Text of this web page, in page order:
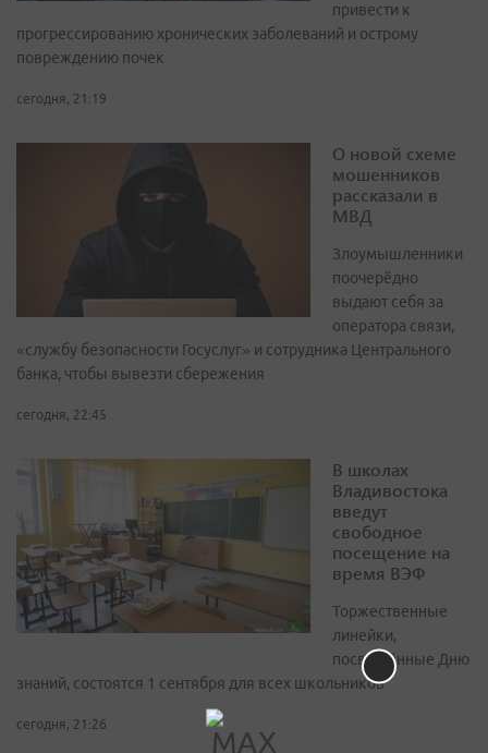
привести к
прогрессированию хронических заболеваний и острому
повреждению почек
сегодня, 21:19
О новой схеме
мошенников
рассказали в
МВД
Злоумышленники
поочерёдно
выдают себя за
оператора связи,
«службу безопасности Госуслуг» и сотрудника Центрального
банка, чтобы вывезти сбережения
сегодня, 22:45
В школах
Владивостока
введут
свободное
посещение на
время ВЭФ
Торжественные
линейки,
посвящённые Дню
знаний, состоятся 1 сентября для всех школьников
сегодня, 21:26